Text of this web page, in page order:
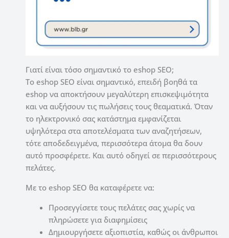
Γιατί είναι τόσο σημαντικό το eshop SEO;
Το eshop SEO είναι σημαντικό, επειδή βοηθά τα
eshop να αποκτήσουν μεγαλύτερη επισκεψιμότητα
και να αυξήσουν τις πωλήσεις τους θεαματικά. Όταν
το ηλεκτρονικό σας κατάστημα εμφανίζεται
υψηλότερα στα αποτελέσματα των αναζητήσεων,
τότε αποδεδειγμένα, περισσότερα άτομα θα δουν
αυτό προσφέρετε. Και αυτό οδηγεί σε περισσότερους
πελάτες.
Με το eshop SEO θα καταφέρετε να:
Προσεγγίσετε τους πελάτες σας χωρίς να
πληρώσετε για διαφημίσεις
Δημιουργήσετε αξιοπιστία, καθώς οι άνθρωποι